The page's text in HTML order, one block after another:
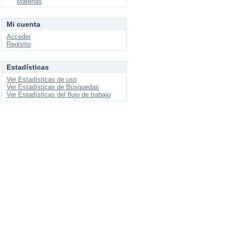
Mi cuenta
Acceder
Registro
Estadísticas
Ver Estadísticas de uso
Ver Estadísticas de Búsquedas
Ver Estadísticas del flujo de trabajo